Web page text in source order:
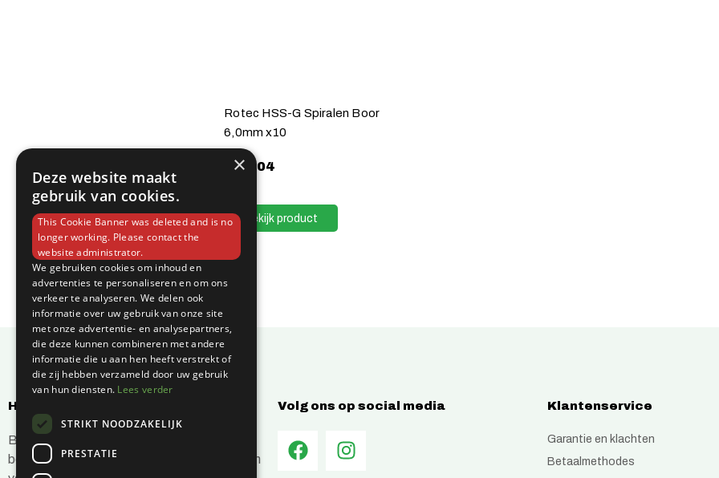
Rotec HSS-G Spiralen Boor
6,0mm x10
29,04
Bekijk product
Hoe kunnen wij jou helpen?
Bij C-Vin hebben wij alles in huis om je
bouwprojecten efficiënt en succesvol te laten
Volg ons op social media Klantenservice
Garantie en klachten
Betaalmethodes
×
Deze website maakt
gebruik van cookies.
This Cookie Banner was deleted and is no
longer working. Please contact the
website administrator.
We gebruiken cookies om inhoud en
advertenties te personaliseren en om ons
verkeer te analyseren. We delen ook
informatie over uw gebruik van onze site
met onze advertentie- en analysepartners,
die deze kunnen combineren met andere
informatie die u aan hen heeft verstrekt of
die zij hebben verzameld door uw gebruik
van hun diensten. Lees verder
STRIKT NOODZAKELIJK
PRESTATIE